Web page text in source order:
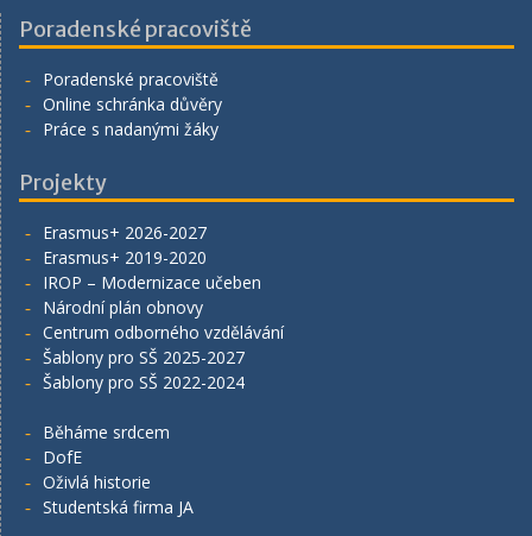
Poradenské pracoviště
Poradenské pracoviště
Online schránka důvěry
Práce s nadanými žáky
Projekty
Erasmus+ 2026-2027
Erasmus+ 2019-2020
IROP – Modernizace učeben
Národní plán obnovy
Centrum odborného vzdělávání
Šablony pro SŠ 2025-2027
Šablony pro SŠ 2022-2024
Běháme srdcem
DofE
Oživlá historie
Studentská firma JA